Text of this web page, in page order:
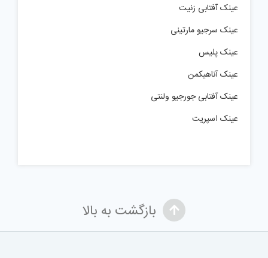
عینک آفتابی زنیت
عینک سرجیو مارتینی
عینک پلیس
عینک آناهیکمن
عینک آفتابی جورجیو ولنتی
عینک اسپریت
بازگشت به بالا